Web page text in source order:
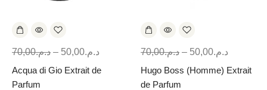
د.م.70,00 – د.م.50,00
Acqua di Gio Extrait de
Parfum
د.م.70,00 – د.م.50,00
Hugo Boss (Homme) Extrait
de Parfum